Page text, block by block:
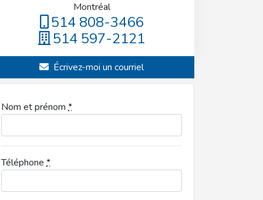
Montréal
514 808-3466
514 597-2121
Écrivez-moi un courriel
Nom et prénom *
Téléphone *